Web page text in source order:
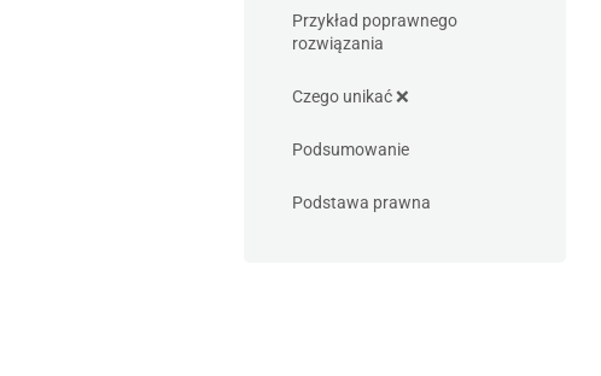
Przykład poprawnego
rozwiązania
Czego unikać ❌
Podsumowanie
Podstawa prawna